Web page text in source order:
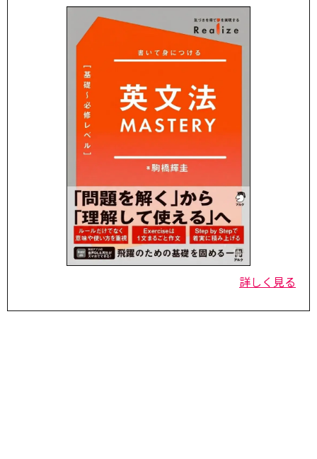
詳しく見る